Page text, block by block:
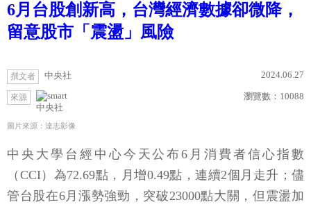
6月台股創新高，台灣經濟數據卻微降，
留意股市「震盪」風險
撰文者 中央社 2024.06.27
來源
中央社
瀏覽數： 10088
圖片來源：達志影像
中央大學台經中心今天公布6月消費者信心指數
（CCI）為72.69點，月增0.49點，連續2個月走升；儘
管台股在6月漲勢強勁，突破23000點大關，但震盪加